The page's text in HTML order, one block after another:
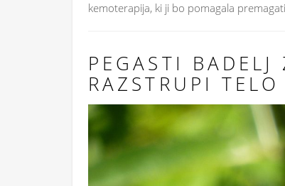
kemoterapija, ki ji bo pomagala
PEGASTI
RAZSTRUPI TELO